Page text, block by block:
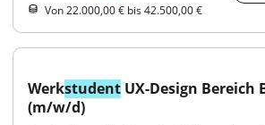
Von 22.000,00 € bis 42.500,00 €
Werkstudent UX-Design
(m/w/d)